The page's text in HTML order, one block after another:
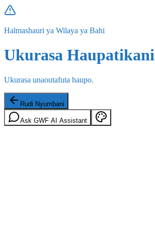
Halmashauri ya Wilaya ya Bahi
Ukurasa Haupatikani
Ukurasa unaoutafuta haupo.
Rudi Nyumbani
Ask GWF AI Assistant